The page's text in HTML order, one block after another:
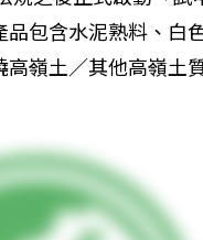
包含水泥熟料、白
嶺土／其他高嶺土